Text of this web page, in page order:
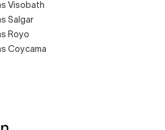
parfaitement dans votre espace
tendance
ventes)
Visobath
Salgar
Royo
Coycama